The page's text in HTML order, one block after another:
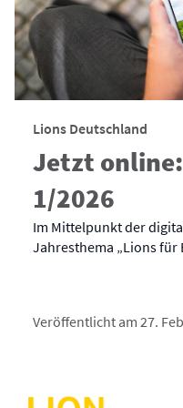
Lions Deutschland
Jetzt online:
1/2026
Im Mittelpunkt der
Jahresthema „Lions für
Veröffentlicht am 27.